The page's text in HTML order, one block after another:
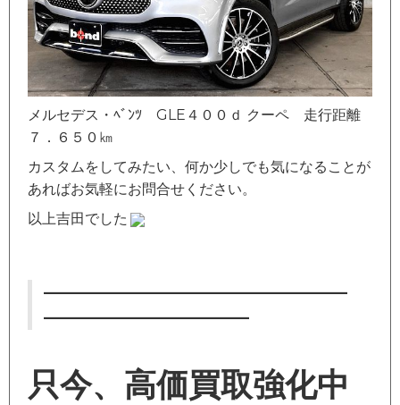
メルセデス・ﾍﾞﾝﾂ GLE４００ｄ クーペ 走行距離
７．６５０㎞
カスタムをしてみたい、何か少しでも気になることが
あればお気軽にお問合せください。
以上吉田でした
—————————————————
———————————–
只今、高価買取強化中